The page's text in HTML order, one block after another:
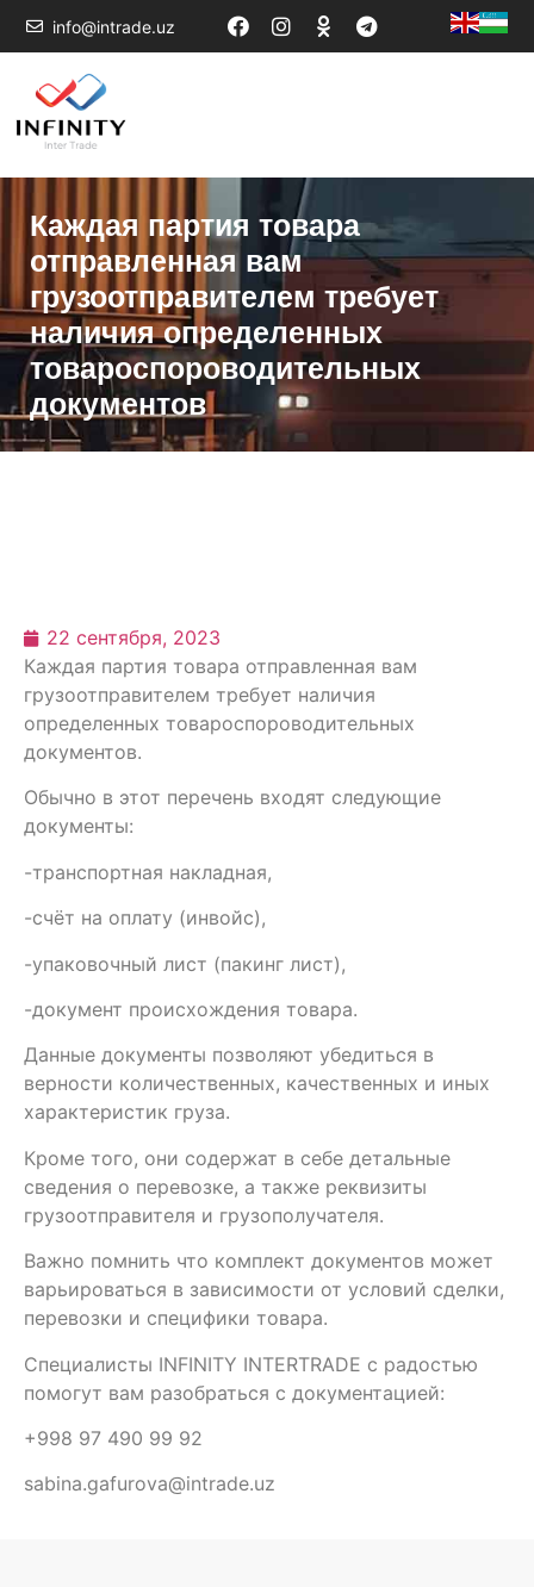
info@intrade.uz
Каждая партия товара
отправленная вам
грузоотправителем требует
наличия определенных
товароспороводительных
документов
22 сентября, 2023
Каждая партия товара отправленная вам
грузоотправителем требует наличия
определенных товароспороводительных
документов.
Обычно в этот перечень входят следующие
документы:
-транспортная накладная,
-счёт на оплату (инвойс),
-упаковочный лист (пакинг лист),
-документ происхождения товара.
Данные документы позволяют убедиться в
верности количественных, качественных и иных
характеристик груза.
Кроме того, они содержат в себе детальные
сведения о перевозке, а также реквизиты
грузоотправителя и грузополучателя.
Важно помнить что комплект документов может
варьироваться в зависимости от условий сделки,
перевозки и специфики товара.
Специалисты INFINITY INTERTRADE с радостью
помогут вам разобраться с документацией:
+998 97 490 99 92
sabina.gafurova@intrade.uz